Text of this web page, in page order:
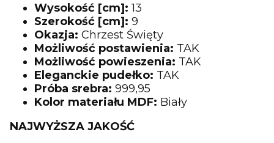
Wysokość [cm]: 13
Szerokość [cm]: 9
Okazja: Chrzest Święty
Możliwość postawienia: TAK
Możliwość powieszenia: TAK
Eleganckie pudełko: TAK
Próba srebra: 999,95
Kolor materiału MDF: Biały
NAJWYŻSZA JAKOŚĆ